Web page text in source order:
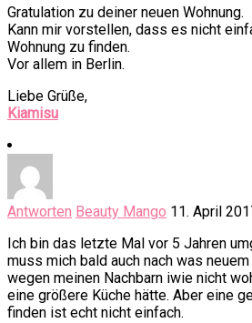
Gratulation zu deiner neuen Wohnung.
Kann mir vorstellen, dass es nicht
Wohnung zu finden.
Vor allem in Berlin.
Liebe Grüße,
Kiamisu
Antworten Beauty Mango 11. April
Ich bin das letzte Mal vor 5 Jahren
muss mich bald auch nach was
wegen meinen Nachbarn iwie nicht
eine größere Küche hätte. Aber eine
finden ist echt nicht einfach.